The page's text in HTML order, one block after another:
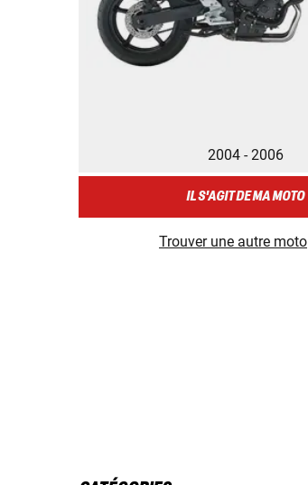
2004 - 2006
IL S'AGIT DE MA MOTO
Trouver une autre moto